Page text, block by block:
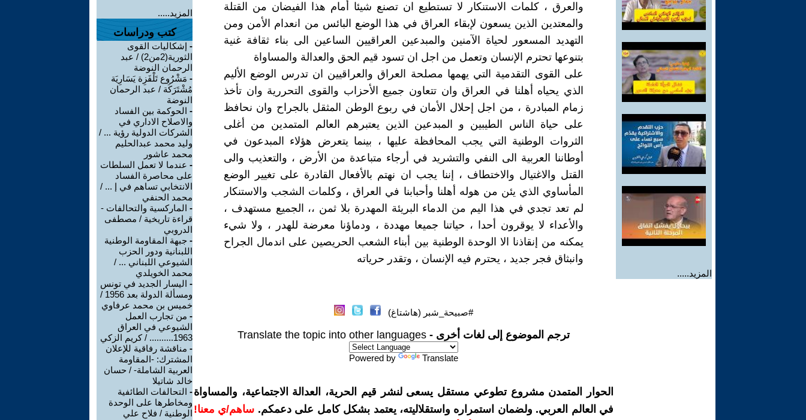
المزيد.....
والعرق ، كلمات الاستنكار لا تستطيع ان تصنع شيئا أمام هذا الفيضان من القتلة
والمعتدين الذين يسعون لإبقاء العراق في هذا الوضع البائس من انعدام الأمن ومن
التهديد المسعور لحياة الآمنين والمبدعين العراقيين الساعين الى بناء ثقافة غنية
بتنوعها تحترم الإنسان وتعمل من اجل ان تسود قيم الحق والعدالة والمساواة
على القوى التقدمية التي يهمها مصلحة العراق والعراقيين ان تدرس الوضع الأليم
الذي يحياه أهلنا في العراق وان تتعاون جميع الأحزاب والقوى التحررية وان تأخذ
زمام المبادرة ، من اجل إحلال الأمان في ربوع الوطن المثقل بالجراح وان نحافظ
على حياة الناس الطيبين و المبدعين الذين يعتبرهم العالم المتمدين من أغلى
الثروات الوطنية التي يجب المحافظة عليها ، بينما يتعرض هؤلاء المبدعون في
أوطاننا العربية الى النفي والتشريد في أرجاء متباعدة من الأرض ، والتعذيب والى
القتل والاغتيال والاختطاف ، إننا يجب ان نهتم بالأفعال القادرة على تغيير الوضع
المأساوي الذي يئن من هوله أهلنا وأحبابنا في العراق ، وكلمات الشجب والاستنكار
لم تعد تجدي في هذا اليم من الدماء البريئة المهدرة بلا ثمن ،، الجميع مستهدف ،
والأعداء لا يوقرون أحدا ، حياتنا جميعا مهددة ، ودماؤنا معرضة للهدر ، ولا شيء
يمكنه من إنقاذنا الا الوحدة الوطنية بين أبناء الشعب الحريصين على اندمال الجراح
وانبثاق فجر جديد ، يحترم فيه الإنسان ، وتقدر حرياته
#صبيحة_شبر (هاشتاغ)
ترجم الموضوع إلى لغات أخرى - Translate the topic into other languages
Powered by Translate
الحوار المتمدن مشروع تطوعي مستقل يسعى لنشر قيم الحرية، العدالة الاجتماعية، والمساواة
في العالم العربي. ولضمان استمراره واستقلاليته، يعتمد بشكل كامل على دعمكم. ساهم/ي معنا!
المزيد.....
كتب ودراسات
- إشكاليات القوى
الثورية(2من2) / عبد
الرحمان النوضة
- مَشْرُوع تَلْفَزِة يَسَارِيَة
مُشْتَرَكَة / عبد الرحمان
النوضة
- الحوكمة بين الفساد
والاصلاح الاداري في
الشركات الدولية رؤية ... /
وليد محمد عبدالحليم
محمد عاشور
- عندما لا تعمل السلطات
على محاصرة الفساد
الانتخابي تساهم في إ ... /
محمد الحنفي
- الماركسية والتحالفات -
قراءة تاريخية / مصطفى
الدروبي
- جبهة المقاومة الوطنية
اللبنانية ودور الحزب
الشيوعي اللبناني ... /
محمد الخويلدي
- اليسار الجديد في تونس
ومسألة الدولة بعد 1956 /
خميس بن محمد عرفاوي
- من تجارب العمل
الشيوعي في العراق
1963.......... / كريم الزكي
- مناقشة رفاقية للإعلان
المشترك: -المقاومة
العربية الشاملة- / حسان
خالد شاتيلا
- التحالفات الطائفية
ومخاطرها على الوحدة
الوطنية / فلاح علي